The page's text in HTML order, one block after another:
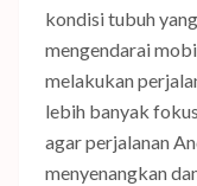
kondisi tubuh
mengendarai
melakukan
lebih banyak
agar perjalanan
menyenangkan